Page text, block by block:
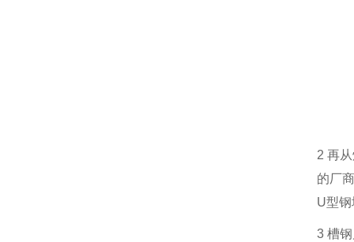
2 再
的厂
U型
3 槽